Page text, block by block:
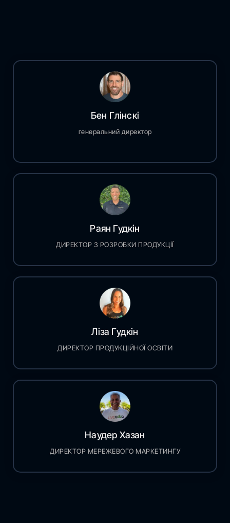
Бен Глінскі
генеральний директор
Раян Гудкін
ДИРЕКТОР З РОЗРОБКИ ПРОДУКЦІЇ
Ліза Гудкін
ДИРЕКТОР ПРОДУКЦІЙНОЇ ОСВІТИ
Наудер Хазан
ДИРЕКТОР МЕРЕЖЕВОГО МАРКЕТИНГУ